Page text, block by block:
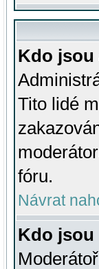
Kdo
Tito lidé
fóru.
Návrat
Kdo jsou